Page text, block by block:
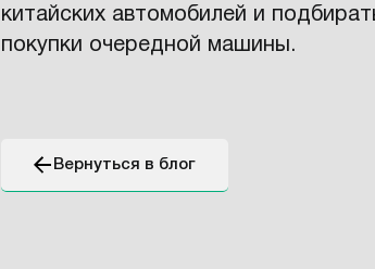
китайских автомобилей и
покупки очередной машины.
Вернуться в блог